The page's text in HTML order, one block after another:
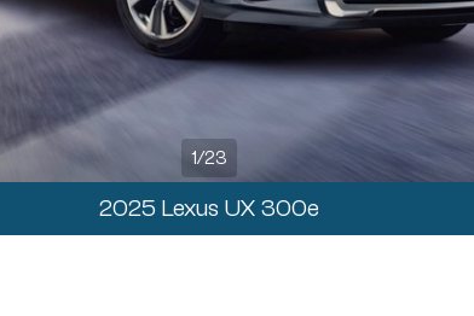
1/23
2025 Lexus UX 300e